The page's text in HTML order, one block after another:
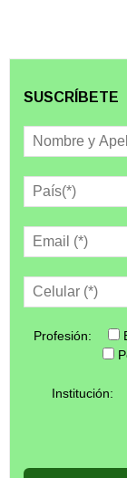
SUSCRÍBETE
Profesión:
Institución: